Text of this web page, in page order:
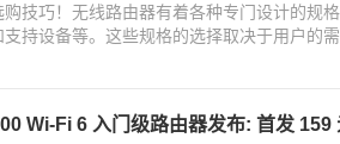
技巧！无线路由器有着各种专门设计的规
持设备等。这些规格的选择取决于用户的
Wi-Fi 6 入门级路由器发布: 首发 159